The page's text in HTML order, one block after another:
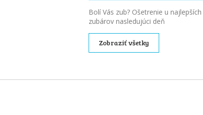
Bolí Vás zub? Ošetrenie u najlepších
zubárov nasledujúci deň
Zobraziť všetky